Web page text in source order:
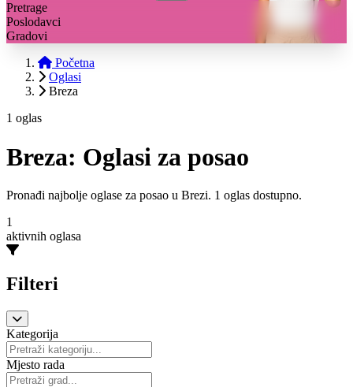
Pretrage
Poslodavci
Gradovi
Početna
Oglasi
Breza
1 oglas
Breza: Oglasi za posao
Pronađi najbolje oglase za posao u Brezi. 1 oglas dostupno.
1
aktivnih oglasa
Filteri
Kategorija
Mjesto rada